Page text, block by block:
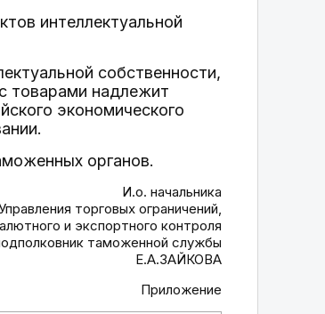
интеллектуальной
собственности,
товарами надлежит
экономического
органов.
И.о. начальника
торговых ограничений,
и экспортного контроля
таможенной службы
Е.А.ЗАЙКОВА
Приложение